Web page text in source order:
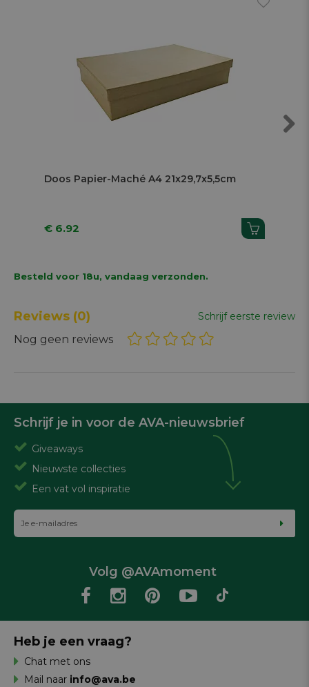
Doos Papier-Maché A4 21x29,7x5,5cm
€ 6.92
Besteld voor 18u, vandaag verzonden.
Reviews (0) Schrijf eerste review
Nog geen reviews
Schrijf je in voor de AVA-nieuwsbrief
Giveaways
Nieuwste collecties
Een vat vol inspiratie
Volg @AVAmoment
Heb je een vraag?
Chat met ons
Mail naar info@ava.be